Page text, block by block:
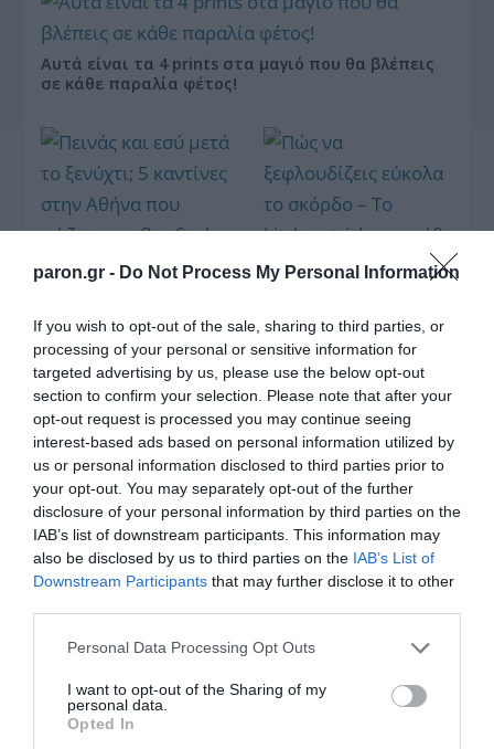
paron.gr - Do Not Process My Personal Information
If you wish to opt-out of the sale, sharing to third parties, or
processing of your personal or sensitive information for
targeted advertising by us, please use the below opt-out
section to confirm your selection. Please note that after your
opt-out request is processed you may continue seeing
interest-based ads based on personal information utilized by
us or personal information disclosed to third parties prior to
your opt-out. You may separately opt-out of the further
disclosure of your personal information by third parties on the
IAB’s list of downstream participants. This information may
also be disclosed by us to third parties on the IAB’s List of
Downstream Participants that may further disclose it to other
Please note that this website/app uses one or more Google
not limited to your visit or usage behaviour. You may click to
grant or deny consent to Google and its third-party tags to
use your data for below specified purposes in below Google
Personal Data Processing Opt Outs
I want to opt-out of the Sharing of my
personal data.
Opted In
Αυτά είναι τα 4 prints στα μαγιό που θα βλέπεις
σε κάθε παραλία φέτος!
ξενύχτι; 5 καντίνες
στην Αθήνα που
σώζουν τις βραδινές
σου λιγούρες
Πώς να ξεφλουδίζεις
εύκολα το σκόρδο – Το
kitchen trick που κάθε
foodie πρέπει να ξέρει
Οι «Τυπολογίες» περνούν στην εικόνα, έχοντας
ως πρώτο καλεσμένο στο νέο vidcast τον Παύλο
Μαρινάκη